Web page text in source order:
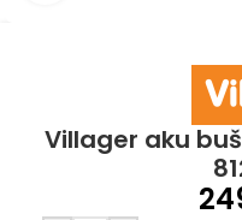
Villager aku